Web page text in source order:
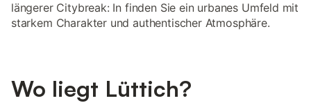
längerer Citybreak: In finden Sie ein urbanes Umfeld mit
starkem Charakter und authentischer Atmosphäre.
Wo liegt Lüttich?